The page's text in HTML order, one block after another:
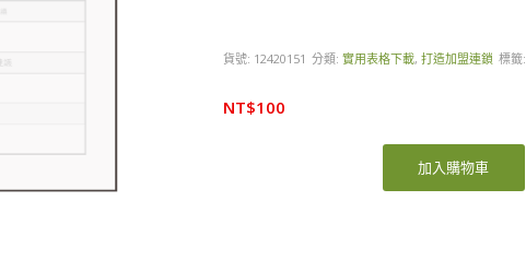
貨號: 12420151 分類: 實用表格下載, 打造加盟連鎖 標籤:
NT$100
加入購物車